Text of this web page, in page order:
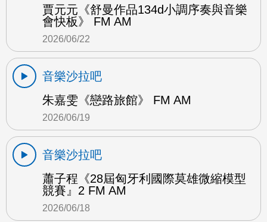
賈元元《舒曼作品134d小調序奏與音樂
會快板》 FM AM
2026/06/22
音樂沙拉吧
朱嘉雯《戀路旅館》 FM AM
2026/06/19
音樂沙拉吧
蕭子程《28屆匈牙利國際莫雄微縮模型
競賽』2 FM AM
2026/06/18